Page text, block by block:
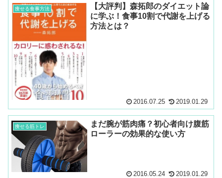
痩せる食事方法
【大評判】森拓郎のダイエット論
に学ぶ！食事10割で代謝を上げる
方法とは？
2016.07.25 2019.01.29
痩せる筋トレ
まだ腕が筋肉痛？初心者向け腹筋
ローラーの効果的な使い方
2016.05.24 2019.01.29